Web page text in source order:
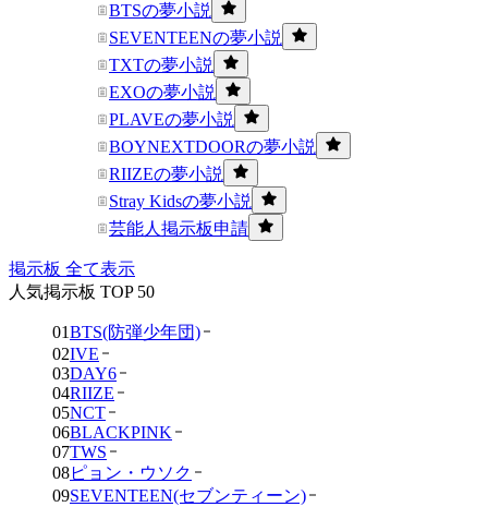
BTSの夢小説
SEVENTEENの夢小説
TXTの夢小説
EXOの夢小説
PLAVEの夢小説
BOYNEXTDOORの夢小説
RIIZEの夢小説
Stray Kidsの夢小説
芸能人掲示板申請
掲示板 全て表示
人気掲示板 TOP 50
01BTS(防弾少年団)
02IVE
03DAY6
04RIIZE
05NCT
06BLACKPINK
07TWS
08ピョン・ウソク
09SEVENTEEN(セブンティーン)